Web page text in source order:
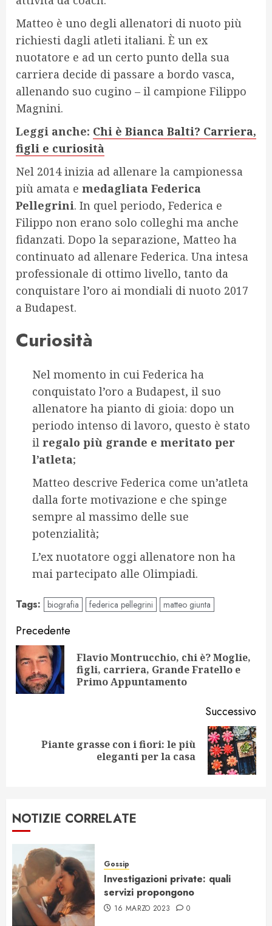
Matteo è uno degli allenatori di nuoto più
richiesti dagli atleti italiani. È un ex
nuotatore e ad un certo punto della sua
carriera decide di passare a bordo vasca,
allenando suo cugino – il campione Filippo
Magnini.
Leggi anche: Chi è Bianca Balti? Carriera,
figli e curiosità
Nel 2014 inizia ad allenare la campionessa
più amata e medagliata Federica
Pellegrini. In quel periodo, Federica e
Filippo non erano solo colleghi ma anche
fidanzati. Dopo la separazione, Matteo ha
continuato ad allenare Federica. Una intesa
professionale di ottimo livello, tanto da
conquistare l’oro ai mondiali di nuoto 2017
a Budapest.
Curiosità
Nel momento in cui Federica ha
conquistato l’oro a Budapest, il suo
allenatore ha pianto di gioia: dopo un
periodo intenso di lavoro, questo è stato
il regalo più grande e meritato per
l’atleta;
Matteo descrive Federica come un’atleta
dalla forte motivazione e che spinge
sempre al massimo delle sue
potenzialità;
L’ex nuotatore oggi allenatore non ha
mai partecipato alle Olimpiadi.
Tags: biografia federica pellegrini matteo giunta
Navigazione
articolo
Precedente
Flavio Montrucchio, chi è? Moglie,
figli, carriera, Grande Fratello e
Primo Appuntamento
Successivo
ArticoloPiante grasse con i fiori: le più
eleganti per la casa
NOTIZIE CORRELATE
Gossip
Investigazioni private: quali
servizi propongono
16 MARZO 2023 0